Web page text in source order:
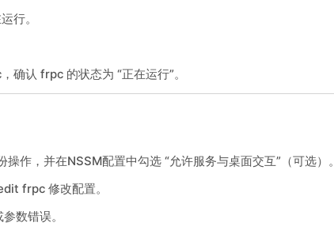
行。
确认 frpc 的状态为 “正在运行”。
作，并在NSSM配置中勾选 “允许服务与桌面交互”（可选）。
frpc 修改配置。
数错误。